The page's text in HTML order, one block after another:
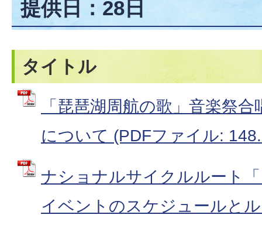
提供日：28日
タイトル
「琵琶湖周航の歌」音楽祭
について (PDFファイル:
ナショナルサイクルルート
イベントのスケジュールと